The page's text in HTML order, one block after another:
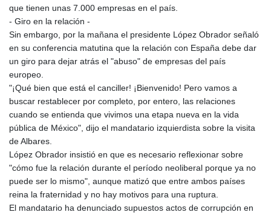
que tienen unas 7.000 empresas en el país.
- Giro en la relación -
Sin embargo, por la mañana el presidente López Obrador señaló
en su conferencia matutina que la relación con España debe dar
un giro para dejar atrás el "abuso" de empresas del país
europeo.
"¡Qué bien que está el canciller! ¡Bienvenido! Pero vamos a
buscar restablecer por completo, por entero, las relaciones
cuando se entienda que vivimos una etapa nueva en la vida
pública de México", dijo el mandatario izquierdista sobre la visita
de Albares.
López Obrador insistió en que es necesario reflexionar sobre
"cómo fue la relación durante el período neoliberal porque ya no
puede ser lo mismo", aunque matizó que entre ambos países
reina la fraternidad y no hay motivos para una ruptura.
El mandatario ha denunciado supuestos actos de corrupción en